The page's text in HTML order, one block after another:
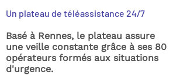
Un plateau de téléassistance 24/7
Basé à Rennes, le plateau assure
une veille constante grâce à ses 80
opérateurs formés aux situations
d'urgence.